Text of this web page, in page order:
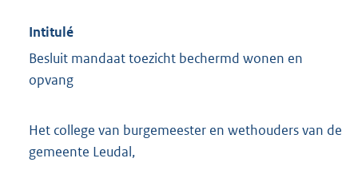
Intitulé
Besluit mandaat toezicht bechermd wonen en
opvang
Het college van burgemeester en wethouders van de
gemeente Leudal,